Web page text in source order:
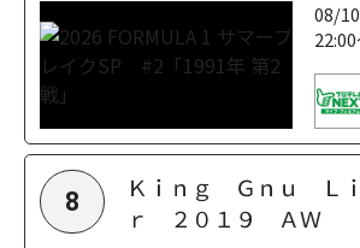
08/
8
Ｋｉｎｇ Ｇｎｕ Ｌ
ｒ ２０１９ ＡＷ